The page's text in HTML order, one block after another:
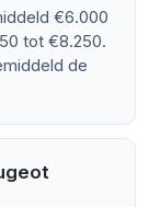
€6.000
tot €8.250.
de